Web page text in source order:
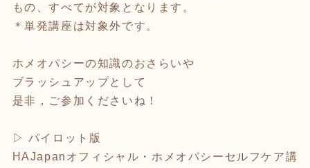
もの、すべてが対象となります。
＊単発講座は対象外です。
ホメオパシーの知識のおさらいや
ブラッシュアップとして
是非，ご参加くださいね！
▷ パイロット版
HAJapanオフィシャル・ホメオパシーセルフケア講